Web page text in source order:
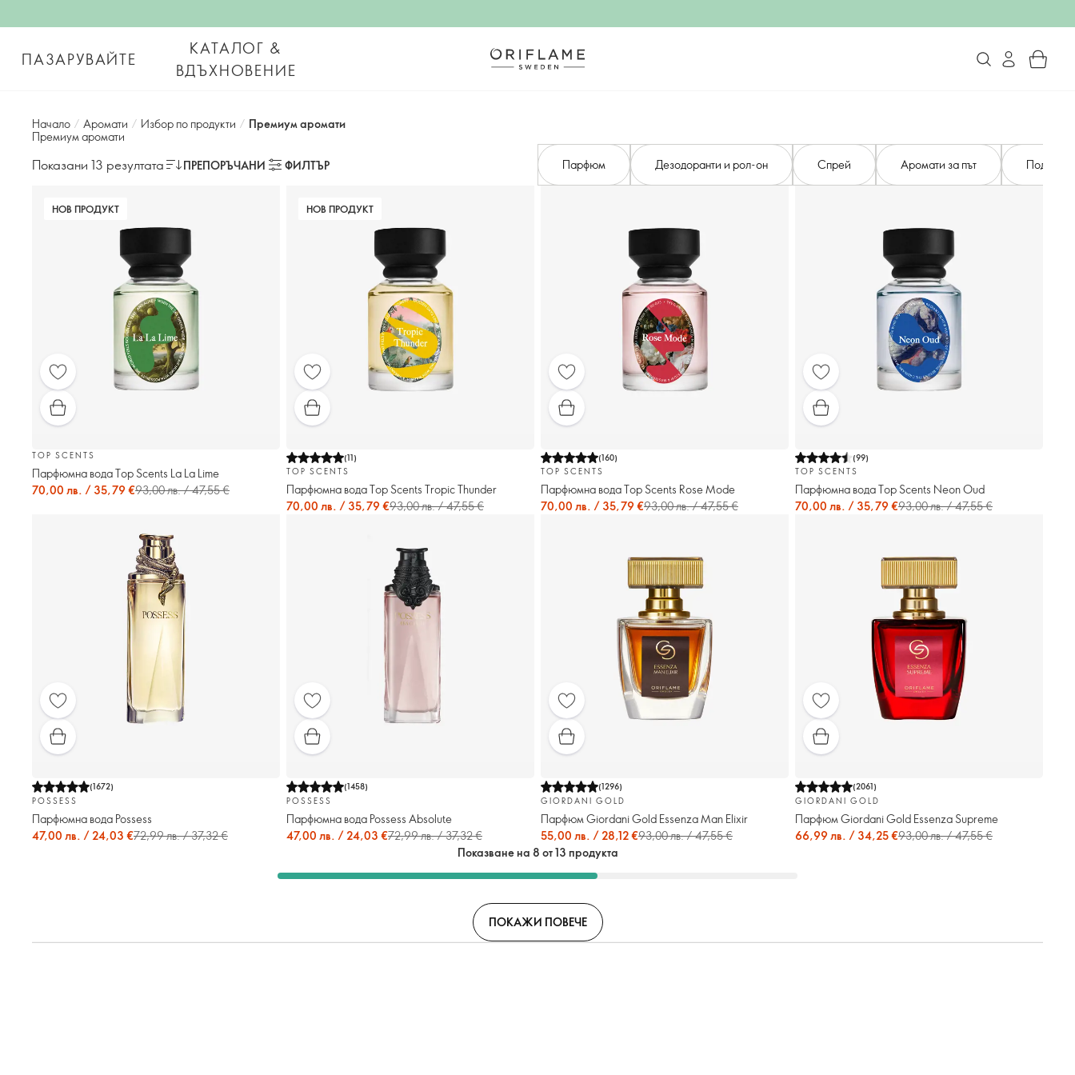
ПАЗАРУВАЙТЕ
КАТАЛОГ &
ВДЪХНОВЕНИЕ
Начало / Аромати / Избор по продукти / Премиум аромати
Премиум аромати
Показани 13 резултата ПРЕПОРЪЧАНИ ФИЛТЪР Парфюм Дезодоранти и рол-он Спрей Аромати за път
НОВ ПРОДУКТ
TOP SCENTS
Парфюмна вода Top Scents La La Lime
70,00 лв. / 35,79 €93,00 лв. / 47,55 €
НОВ ПРОДУКТ
(11)
TOP SCENTS
Парфюмна вода Top Scents Tropic Thunder
70,00 лв. / 35,79 €93,00 лв. / 47,55 €
(160)
TOP SCENTS
Парфюмна вода Top Scents Rose Mode
70,00 лв. / 35,79 €93,00 лв. / 47,55 €
(99)
TOP SCENTS
Парфюмна вода Top Scents Neon Oud
70,00 лв. / 35,79 €93,00 лв. / 47,55 €
(1672)
POSSESS
Парфюмна вода Possess
47,00 лв. / 24,03 €72,99 лв. / 37,32 €
(1458)
POSSESS
Парфюмна вода Possess Absolute
47,00 лв. / 24,03 €72,99 лв. / 37,32 €
(1296)
GIORDANI GOLD
Парфюм Giordani Gold Essenza Man Elixir
55,00 лв. / 28,12 €93,00 лв. / 47,55 €
(2061)
GIORDANI GOLD
Парфюм Giordani Gold Essenza Supreme
66,99 лв. / 34,25 €93,00 лв. / 47,55 €
Показване на 8 от 13 продукта
ПОКАЖИ ПОВЕЧЕ